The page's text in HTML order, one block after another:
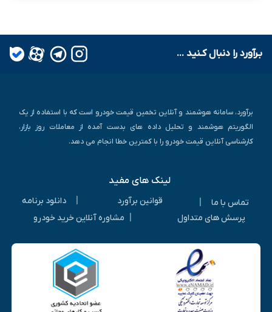
بـرآورد را دنبال کـنید ...
برآورد، سامانه هوشمند و آنلاین تخمین قیمت خودرو است که با استفاده از یک
الگوریتم هوشمند و تحلیل داده های بدست آمده از معاملات روز بازار،
کارشناسی آنلاین قیمت خودرو را با کمترین خطا انجام می دهد.
لینک های مفید
تماس با ما قوانین برآورد
دانلود برنامه
پرسش های متداول
مشاوره آنلاین خرید خودرو